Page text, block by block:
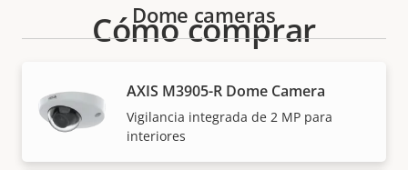
Dome cameras
AXIS M3905-R Dome Camera
Vigilancia integrada de 2 MP para
interiores
Cómo comprar
experta las soluciones Axis y los productos
individuales.